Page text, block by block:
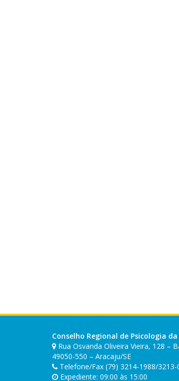
Conselho Regional de Psicologia da
Rua Osvanda Oliveira Vieira, 128 –
49050-550 – Aracaju/SE
Telefone/Fax (79) 3214-1988/3213-
Expediente: 09:00 às 15:00